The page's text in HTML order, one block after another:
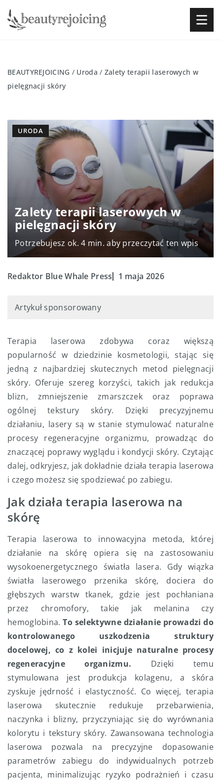
BEAUTYREJOICING / Uroda / Zalety terapii laserowych w
pielęgnacji skóry
Zalety terapii laserowych w
pielęgnacji skóry
Potrzebujesz ok. 4 min. aby przeczytać ten wpis
URODA
Redaktor Blue Whale Press 1 maja 2026
Artykuł sponsorowany
Terapia laserowa zdobywa coraz większą
popularność w dziedzinie kosmetologii, stając się
jedną z najbardziej skutecznych metod pielęgnacji
skóry. Oferuje szereg korzyści, takich jak redukcja
blizn, zmniejszenie zmarszczek oraz poprawa
ogólnej tekstury skóry. Dzięki precyzyjnemu
działaniu, lasery są w stanie stymulować naturalne
procesy regeneracyjne organizmu, prowadząc do
znaczącej poprawy wyglądu i kondycji skóry. Czytając
dalej, odkryjesz, jak dokładnie działa terapia laserowa
i czego możesz się spodziewać po zabiegu.
Jak działa terapia laserowa na
skórę
Terapia laserowa to innowacyjna metoda, której
działanie na skórę opiera się na zastosowaniu
wysokoenergetycznego światła lasera. Gdy wiązka
światła laserowego przenika skórę, dociera do
głębszych warstw tkanek, gdzie jest pochłaniana
przez chromofory, takie jak melanina czy
hemoglobina.To selektywne działanie prowadzi do
kontrolowanego uszkodzenia struktury
docelowej, co z kolei inicjuje naturalne procesy
regeneracyjne organizmu. Dzięki temu
stymulowana jest produkcja kolagenu, a skóra
zyskuje jędrność i elastyczność. Co więcej, terapia
laserowa skutecznie redukuje przebarwienia,
naczynka i blizny, przyczyniając się do wyrównania
kolorytu i tekstury skóry. Zawansowana technologia
laserowa pozwala na precyzyjne dopasowanie
parametrów zabiegu do indywidualnych potrzeb
pacjenta, minimalizując ryzyko podrażnień i czasu